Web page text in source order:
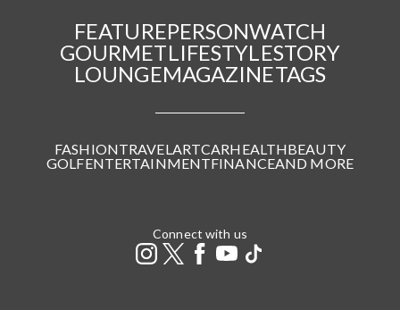
FEATUREPERSONWATCH
GOURMETLIFESTYLESTORY
LOUNGEMAGAZINETAGS
FASHIONTRAVELARTCARHEALTHBEAUTY
GOLFENTERTAINMENTFINANCEAND MORE
Connect with us